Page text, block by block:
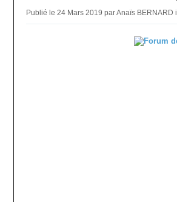
Publié le 24 Mars 2019 par Anaïs BERNARD